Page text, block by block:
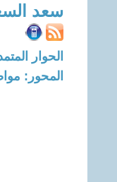
سعد
الحوار المتمدن-العدد:
المحور: